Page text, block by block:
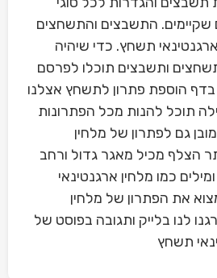
התשבצים והתשחצים
תשחץ. כדי שיהיה
ותשבצים תוכלו לפרסם
הוספת פתרון לתשחץ אצלנו
תוכל להנות מכל הפתרונות
גם לפתרון של מלחין
הצלף מכיל מאגר גדול ורחב
כמו מלחין ארגנטינאי
את הפתרון של מלחין
לנו בלייק ותגובה בפוסט של
תשחץ